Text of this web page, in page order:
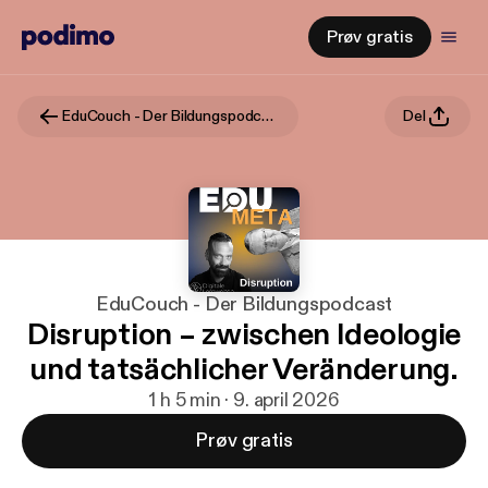
Prøv gratis
EduCouch - Der Bildungspodcast Del
EduCouch - Der Bildungspodcast
Disruption – zwischen Ideologie
und tatsächlicher Veränderung.
1 h 5 min · 9. april 2026
Prøv gratis